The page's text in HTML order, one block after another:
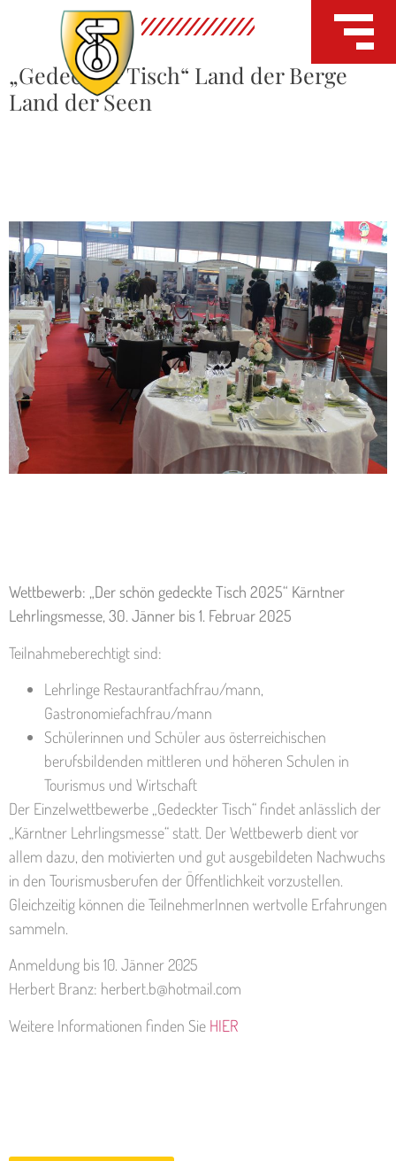
„Gedeckter Tisch“ Land der Berge
Land der Seen
Wettbewerb: „Der schön gedeckte Tisch 2025“ Kärntner
Lehrlingsmesse, 30. Jänner bis 1. Februar 2025
Teilnahmeberechtigt sind:
Lehrlinge Restaurantfachfrau/mann,
Gastronomiefachfrau/mann
Schülerinnen und Schüler aus österreichischen
berufsbildenden mittleren und höheren Schulen in
Tourismus und Wirtschaft
Der Einzelwettbewerbe „Gedeckter Tisch“ findet anlässlich der
„Kärntner Lehrlingsmesse“ statt. Der Wettbewerb dient vor
allem dazu, den motivierten und gut ausgebildeten Nachwuchs
in den Tourismusberufen der Öffentlichkeit vorzustellen.
Gleichzeitig können die TeilnehmerInnen wertvolle Erfahrungen
sammeln.
Anmeldung bis 10. Jänner 2025
Herbert Branz: herbert.b@hotmail.com
Weitere Informationen finden Sie HIER